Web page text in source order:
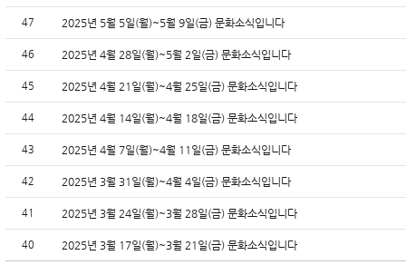
47 2025년 5월 5일(월)~5월 9일(금) 문화소식입니다
46 2025년 4월 28일(월)~5월 2일(금) 문화소식입니다
45 2025년 4월 21일(월)~4월 25일(금) 문화소식입니다
44 2025년 4월 14일(월)~4월 18일(금) 문화소식입니다
43 2025년 4월 7일(월)~4월 11일(금) 문화소식입니다
42 2025년 3월 31일(월)~4월 4일(금) 문화소식입니다
41 2025년 3월 24일(월)~3월 28일(금) 문화소식입니다
40 2025년 3월 17일(월)~3월 21일(금) 문화소식입니다